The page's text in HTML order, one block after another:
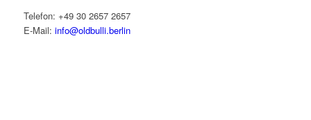
Telefon: +49 30 2657 2657
E-Mail: info@oldbulli.berlin